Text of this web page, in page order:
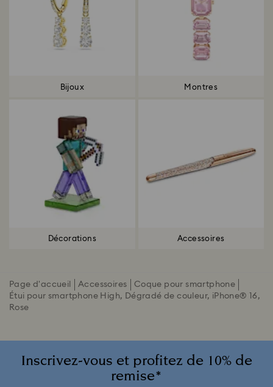
Bijoux Montres
Décorations Accessoires
Page d'accueil Accessoires
Coque pour smartphone
Étui pour smartphone High, Dégradé de couleur, iPhone® 16,
Rose
Inscrivez-vous et profitez de 10% de
remise*